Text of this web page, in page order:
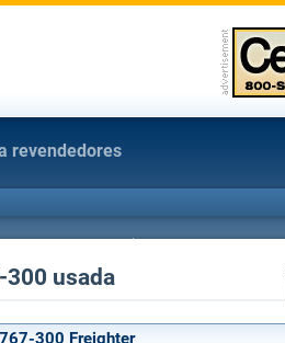
revendedores
300 usada
300 Freighter